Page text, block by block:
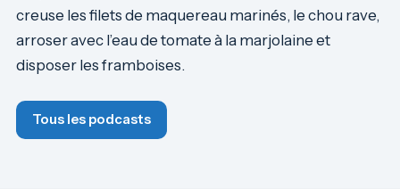
creuse les filets de maquereau marinés, le chou rave,
arroser avec l’eau de tomate à la marjolaine et
disposer les framboises.
Tous les podcasts